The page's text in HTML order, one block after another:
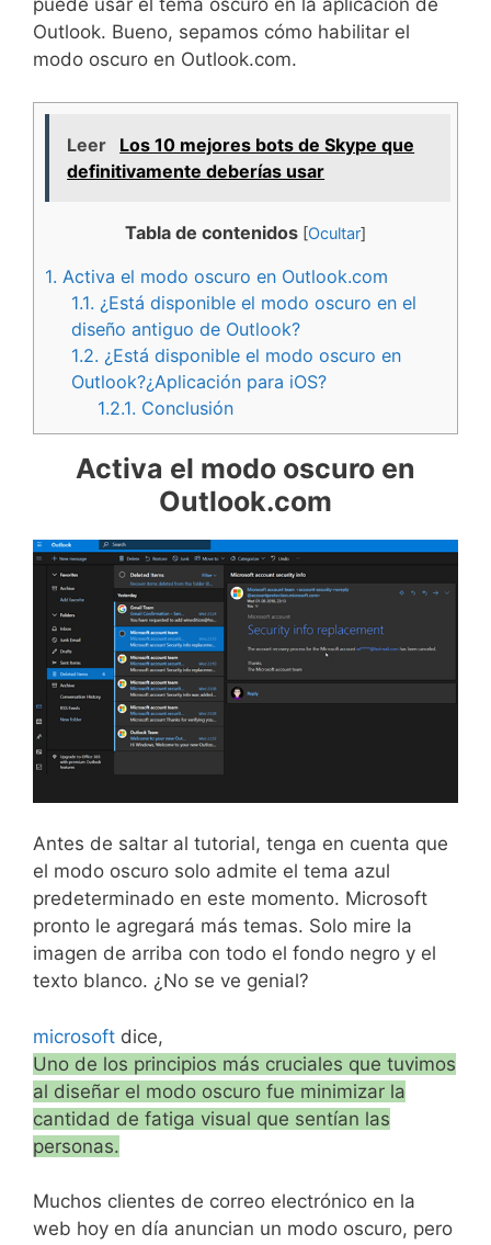
puede usar el tema oscuro en la aplicación de
Outlook. Bueno, sepamos cómo habilitar el
modo oscuro en Outlook.com.
Leer
Los 10 mejores bots de Skype que
definitivamente deberías usar
Tabla de contenidos [Ocultar]
1. Activa el modo oscuro en Outlook.com
1.1. ¿Está disponible el modo oscuro en el
diseño antiguo de Outlook?
1.2. ¿Está disponible el modo oscuro en
Outlook?¿Aplicación para iOS?
1.2.1. Conclusión
Activa el modo oscuro en
Outlook.com
Antes de saltar al tutorial, tenga en cuenta que
el modo oscuro solo admite el tema azul
predeterminado en este momento. Microsoft
pronto le agregará más temas. Solo mire la
imagen de arriba con todo el fondo negro y el
texto blanco. ¿No se ve genial?
microsoft dice,
Uno de los principios más cruciales que tuvimos
al diseñar el modo oscuro fue minimizar la
cantidad de fatiga visual que sentían las
personas.
Muchos clientes de correo electrónico en la
web hoy en día anuncian un modo oscuro, pero